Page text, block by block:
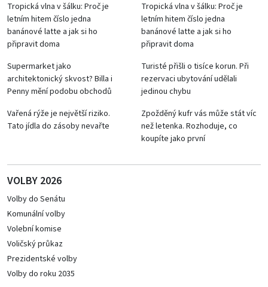
Tropická vlna v šálku: Proč je
letním hitem číslo jedna
banánové latte a jak si ho
připravit doma
Tropická vlna v šálku: Proč je
letním hitem číslo jedna
banánové latte a jak si ho
připravit doma
Supermarket jako
architektonický skvost? Billa i
Penny mění podobu obchodů
Turisté přišli o tisíce korun. Při
rezervaci ubytování udělali
jedinou chybu
Vařená rýže je největší riziko.
Tato jídla do zásoby nevařte
Zpožděný kufr vás může stát víc
než letenka. Rozhoduje, co
koupíte jako první
VOLBY 2026
Volby do Senátu
Komunální volby
Volební komise
Voličský průkaz
Prezidentské volby
Volby do roku 2035